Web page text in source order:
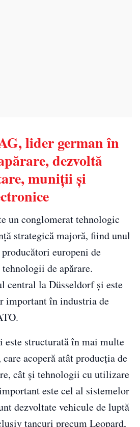
lider german în
dezvoltă
muniții și
un conglomerat tehnologic
strategică majoră, fiind unul
europeni de
de apărare.
central la Düsseldorf și este
important în industria de
structurată în mai multe
acoperă atât producția de
cât și tehnologii cu utilizare
este cel al sistemelor
dezvoltate vehicule de luptă
tancuri precum Leopard,